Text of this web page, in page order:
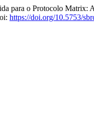
para o Protocolo Matrix:
https://doi.org/10.5753/